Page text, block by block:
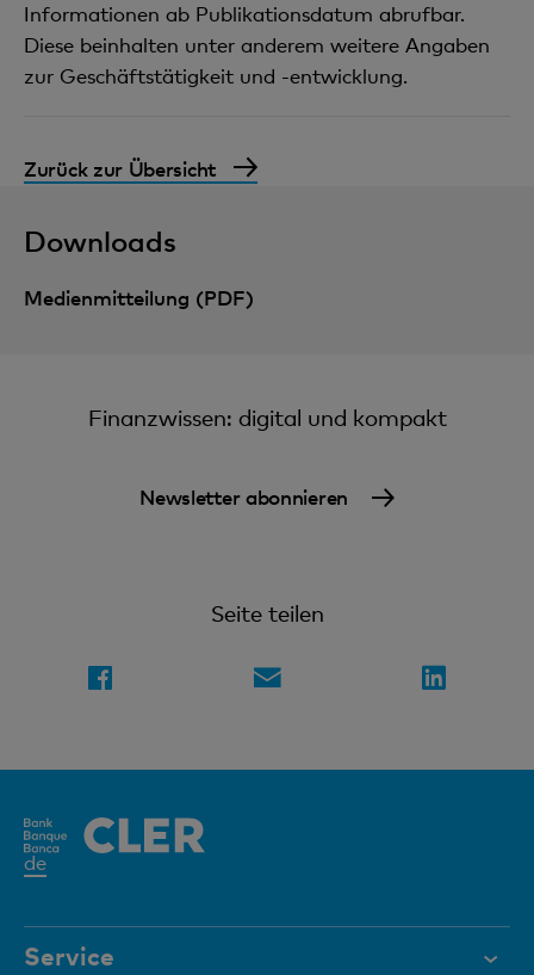
Informationen ab Publikationsdatum abrufbar.
Diese beinhalten unter anderem weitere Angaben
zur Geschäftstätigkeit und -entwicklung.
Zurück zur Übersicht
Downloads
Medienmitteilung (PDF)
Finanzwissen: digital und kompakt
Newsletter abonnieren
Seite teilen
deAktives
Service